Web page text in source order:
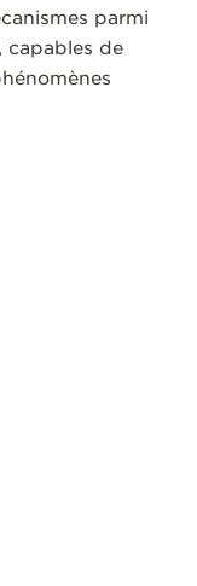
parmi
capables de